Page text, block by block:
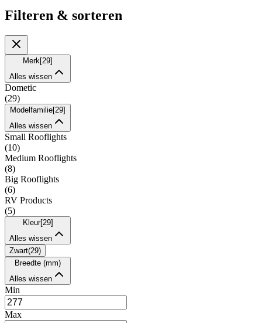
Filteren & sorteren
Merk [29]
Alles wissen
Dometic
(29)
Modelfamilie[29]
Alles wissen
Small Rooflights
(10)
Medium Rooflights
(8)
Big Rooflights
(6)
RV Products
(5)
Kleur[29]
Alles wissen
Zwart(29)
Breedte (mm)
Alles wissen
Min
Max